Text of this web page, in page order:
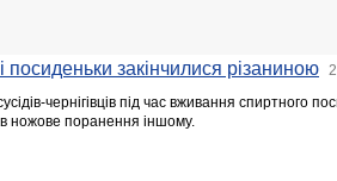
посиденьки закінчилися різаниною
чернігівців під час вживання спиртного
ножове поранення іншому.